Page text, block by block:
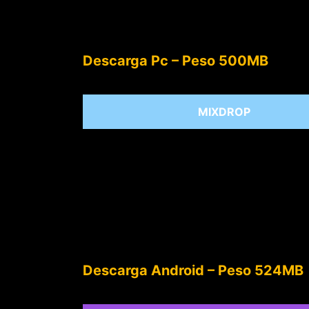
Descarga Pc – Peso 500MB
MIXDROP
Descarga Android – Peso 524MB